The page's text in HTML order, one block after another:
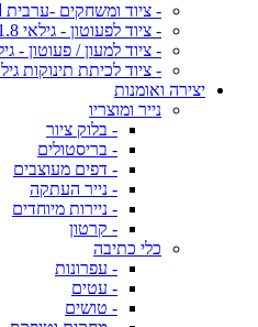
- ציוד ומשחקים -ערבית
- ציוד לפעוטון - גילאי 1-1.8 שנה
- ציוד למעון / פעוטון - גילאי 1.9-
- ציוד לכיתת תינוקות גילאי 4 חד' -
יצירה ואומנות
נייר ומוצריו
- בלוק ציור
- בריסטולים
- דפים מעוצבים
- נייר העתקה
- ניירות מיוחדים
- קרטון
כלי כתיבה
- עפרונות
- עטים
- טושים